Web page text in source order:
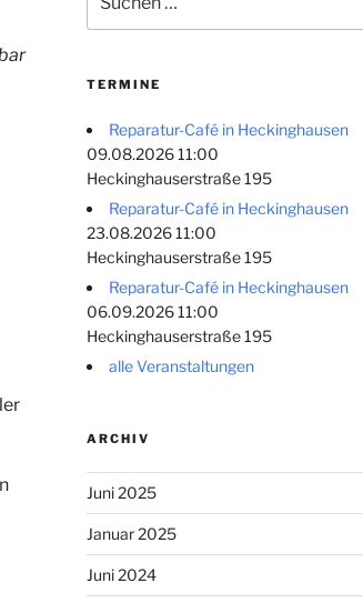
nach:
TERMINE
Reparatur-Café in Heckinghausen
09.08.2026 11:00
Heckinghauserstraße 195
Reparatur-Café in Heckinghausen
23.08.2026 11:00
Heckinghauserstraße 195
Reparatur-Café in Heckinghausen
06.09.2026 11:00
Heckinghauserstraße 195
alle Veranstaltungen
ARCHIV
Juni 2025
Januar 2025
Juni 2024